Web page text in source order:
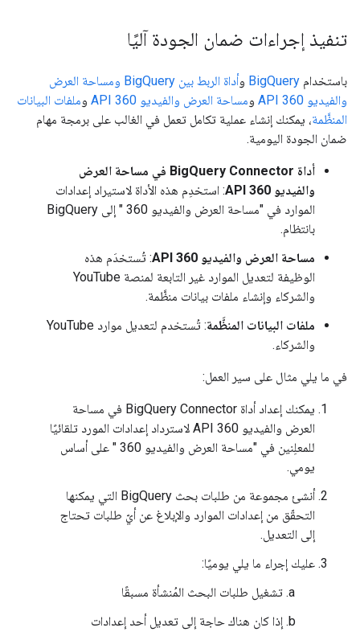
تنفيذ إجراءات ضمان الجودة آليًا
باستخدام BigQuery و
أداة الربط بين BigQuery ومساحة العرض
والفيديو 360 API
ومساحة العرض والفيديو 360 API وملفات البيانات
المنظَّمة، يمكنك إنشاء عملية تكامل تعمل في الغالب على برمجة مهام
ضمان الجودة اليومية.
أداة BigQuery Connector في مساحة العرض
والفيديو 360 API
: استخدِم هذه الأداة لاستيراد إعدادات
الموارد في "مساحة العرض والفيديو 360 " إلى BigQuery
بانتظام.
مساحة العرض والفيديو 360 API
: تُستخدَم هذه
الوظيفة لتعديل الموارد غير التابعة لمنصة YouTube
والشركاء وإنشاء ملفات بيانات منظَّمة.
ملفات البيانات المنظَّمة
: تُستخدم لتعديل موارد YouTube
والشركاء.
في ما يلي مثال على سير العمل:
يمكنك إعداد أداة BigQuery Connector في مساحة
العرض والفيديو 360 API لاسترداد إعدادات المورد تلقائيًا
للمعلِنين في "مساحة العرض والفيديو 360 " على أساس
يومي.
أنشئ مجموعة من طلبات بحث BigQuery التي يمكنها
التحقّق من إعدادات الموارد والإبلاغ عن أيّ طلبات تحتاج
إلى التعديل.
عليك إجراء ما يلي يوميًا:
تشغيل طلبات البحث المُنشأة مسبقًا
إذا كان هناك حاجة إلى تعديل أحد إعدادات